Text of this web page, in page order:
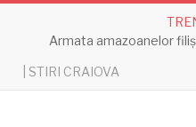
Armata amazoanelor
| STIRI CRAIOVA